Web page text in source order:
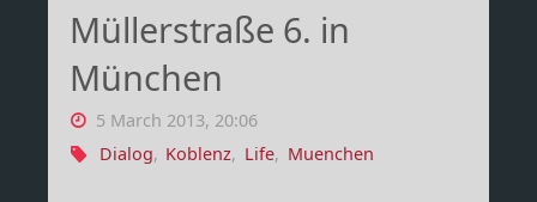
Müllerstraße 6. in
München
5 March 2013, 20:06
Dialog, Koblenz, Life, Muenchen